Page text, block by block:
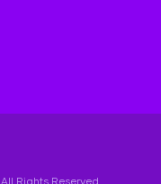
. All Rights Reserved.